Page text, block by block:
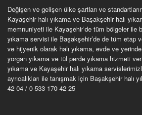
Değişen ve gelişen ülke şartları ve
Kayaşehir halı yıkama ve Başakşehir halı
memnuniyeti ile Kayaşehir’de tüm bölgeler ile
yıkama servisi ile Başakşehir’de de tüm etap
ve hijyenik olarak halı yıkama, evde ve
yorgan yıkama ve tül perde yıkama hizmeti
yıkama ve Kayaşehir halı yıkama
ayrıcalıkları ile tanışmak için Başakşehir halı
42 04 / 0 533 170 42 25